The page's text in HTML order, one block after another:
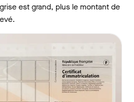
est grand, plus le montant de